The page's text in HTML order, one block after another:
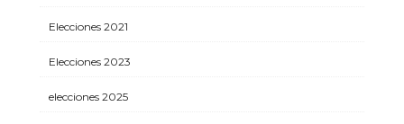
Elecciones 2021
Elecciones 2023
elecciones 2025